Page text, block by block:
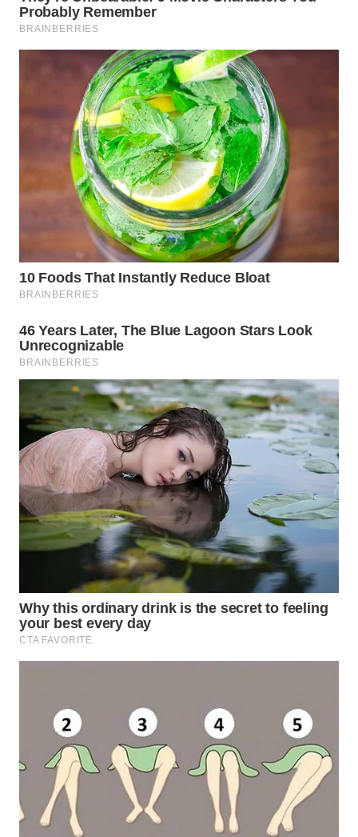
BINJAI
WN
INDRAMAYU
KUNINGAN
MAJALENGKA
WN
WN
WN
PURWAKARTA
WN
PRIANGAN
TIMUR
WN
SEMARANG
WN
SOLO
WN
MADURA
WN
SURABAYA